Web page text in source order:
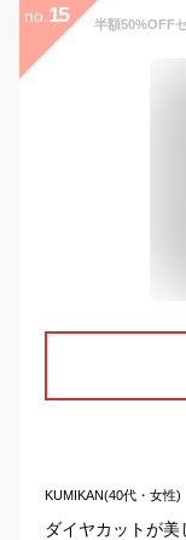
no. 15
KUMIKAN(40代・女性)
ダイヤカットが